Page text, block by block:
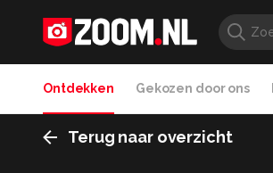
Ontdekken Gekozen door ons
Terug naar overzicht